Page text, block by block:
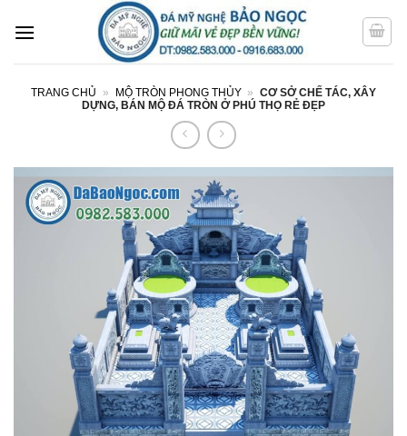
qua
TRANG CHỦ » MỘ TRÒN PHONG THỦY » CƠ SỞ CHẾ TÁC, XÂY
DỰNG, BÁN MỘ ĐÁ TRÒN Ở PHÚ THỌ RẺ ĐẸP